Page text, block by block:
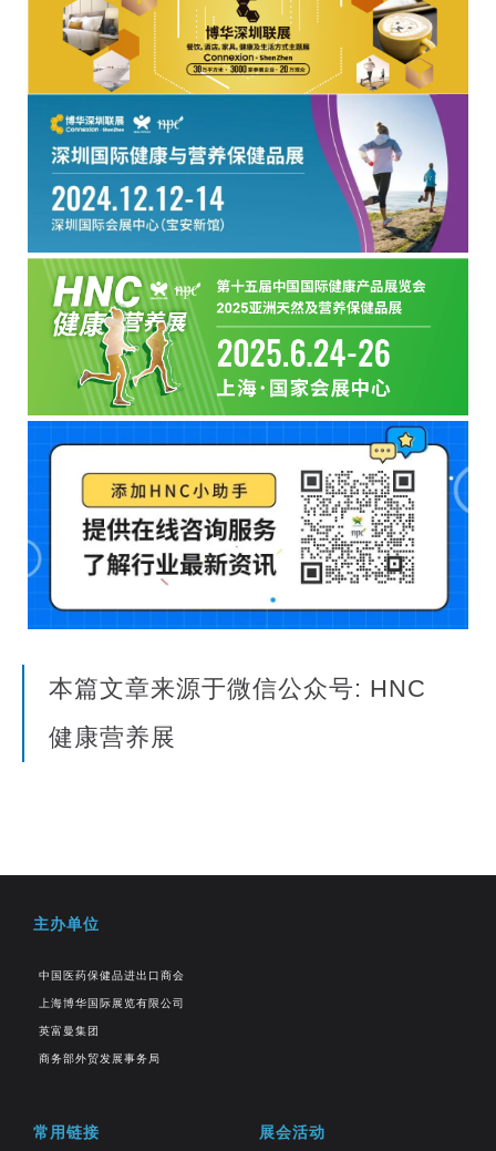
本篇文章来源于微信公众号: HNC
健康营养展
主办单位
中国医药保健品进出口商会
上海博华国际展览有限公司
英富曼集团
商务部外贸发展事务局
常用链接 展会活动